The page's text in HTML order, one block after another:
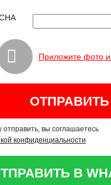
Приложите фото
отправить, вы соглашаетесь
конфиденциальности
В